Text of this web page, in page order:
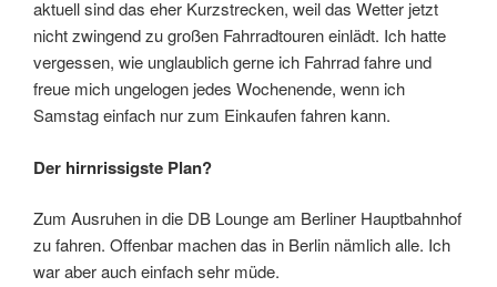
aktuell sind das eher Kurzstrecken, weil das Wetter jetzt
nicht zwingend zu großen Fahrradtouren einlädt. Ich hatte
vergessen, wie unglaublich gerne ich Fahrrad fahre und
freue mich ungelogen jedes Wochenende, wenn ich
Samstag einfach nur zum Einkaufen fahren kann.
Der hirnrissigste Plan?
Zum Ausruhen in die DB Lounge am Berliner Hauptbahnhof
zu fahren. Offenbar machen das in Berlin nämlich alle. Ich
war aber auch einfach sehr müde.